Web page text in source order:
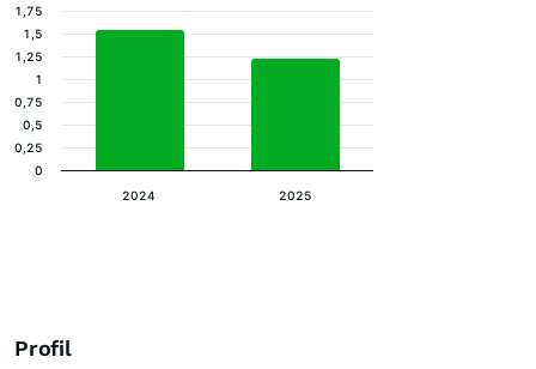
2024 2025
0
0,25
0,5
0,75
1
1,25
1,5
1,75
Profil